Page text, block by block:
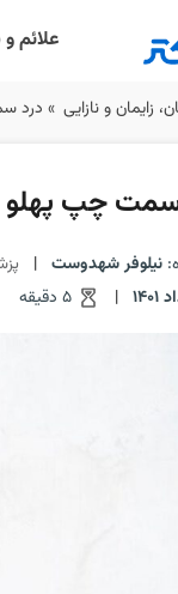
علائم
زایمان و نازایی » درد
چپ پهلو
نیلوفر شهدوست |
|